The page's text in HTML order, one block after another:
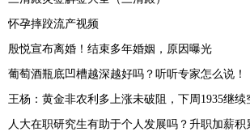
怀孕摔跤流产视频
殷悦宣布离婚！结束多年婚姻，原因曝光
葡萄酒瓶底凹槽越深越好吗？听听专家怎么说！
王杨：黄金非农利多上涨未破阻，下周1935继续
人大在职研究生有助于个人发展吗？升职加薪积